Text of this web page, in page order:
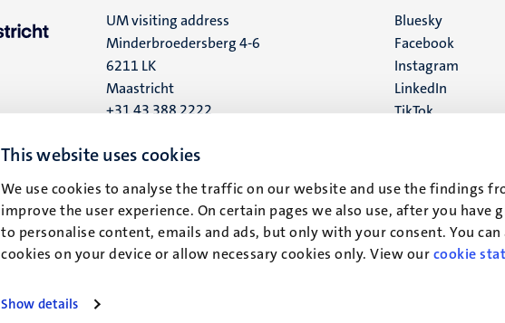
This website uses cookies
We use cookies to analyse the traffic on our website and use the findings
improve the user experience. On certain pages we also use, after you have
to personalise content, emails and ads, but only with your consent. You
cookies on your device or allow necessary cookies only. View ourcookie
Show details
UM visiting address
Minderbroedersberg 4-6
6211 LK
Maastricht
+31 43 388 2222
UM postal address
6200 MD
Maastricht
Social
media
Bluesky
Facebook
Instagram
LinkedIn
TikTok